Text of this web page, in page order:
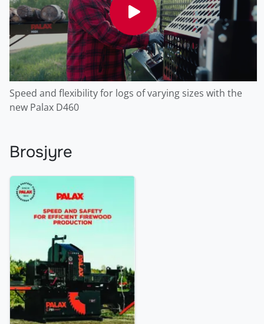
Speed and flexibility for logs of varying sizes with the
new Palax D460
Brosjyre